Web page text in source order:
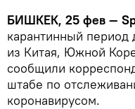
БИШКЕК, 25 фев —
карантинный
из Китая, Южной
сообщили
штабе по
коронавирусом.